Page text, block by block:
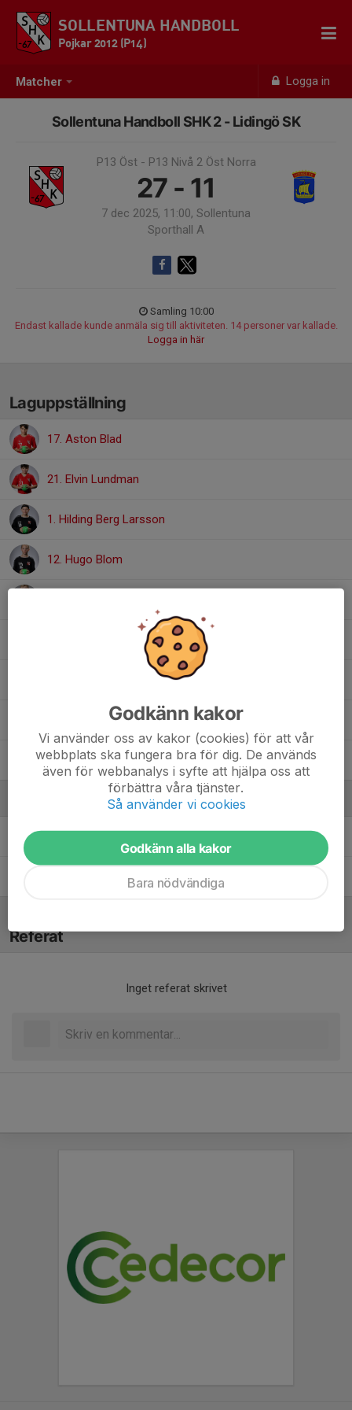
Matcher Logga in
SOLLENTUNA HANDBOLL
Pojkar 2012 (P14)
Sollentuna Handboll SHK 2 - Lidingö SK
P13 Öst - P13 Nivå 2 Öst Norra
27 - 11
7 dec 2025, 11:00, Sollentuna
Sporthall A
Samling 10:00
Endast kallade kunde anmäla sig till aktiviteten. 14 personer var kallade.
Logga in här
Laguppställning
17. Aston Blad
21. Elvin Lundman
1. Hilding Berg Larsson
12. Hugo Blom
8. Teodor Viking
30. Waldemar Ortner Söderberg
Målvaktstränare, extra hjälp på träningar
Referat
Inget referat skrivet
Godkänn kakor
Vi använder oss av kakor (cookies) för att vår
webbplats ska fungera bra för dig. De används
även för webbanalys i syfte att hjälpa oss att
förbättra våra tjänster.
Så använder vi cookies
Godkänn alla kakor
Bara nödvändiga